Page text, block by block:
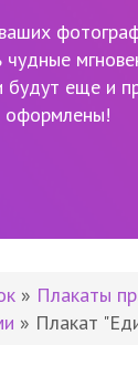
чудные
будут еще и
оформлены!
» Плакаты
» Плакат